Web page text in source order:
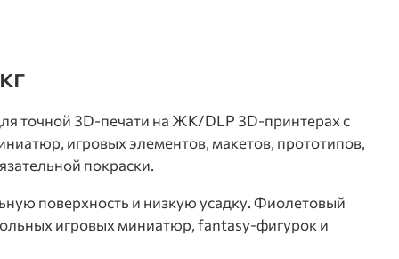
точной 3D-печати на ЖК/DLP 3D-принтерах с
игровых элементов, макетов, прототипов,
покраски.
поверхность и низкую усадку. Фиолетовый
игровых миниатюр, fantasy-фигурок и